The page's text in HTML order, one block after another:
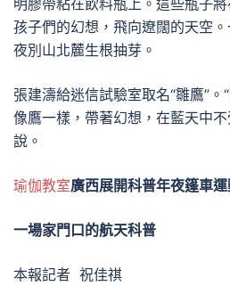
明膠帶粘在飲料瓶上。這些瓶子
孩子們的幻想，飛向遼闊的天空
夜別山北麓生根抽芽。
張建濤給迷信試驗室取名“雛鷹”
像鷹一樣，帶著幻想，在藍天中
說。
瑜伽教室廣西展開科普年夜篷車
一場家門口的航天科普
本報記者 祝佳祺